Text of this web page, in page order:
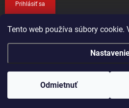
Tento web používa súbory cookie.
Odmietnuť
Prihlásiť sa
Vytvoril
Copyright 2026 .